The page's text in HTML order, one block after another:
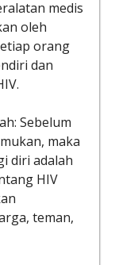
medis
oleh
orang
dan
Sebelum
maka
diri adalah
HIV
teman,